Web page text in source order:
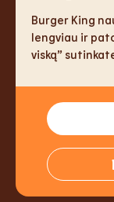
Burger King
lengviau ir
viską”
TM & Copyright
reserved.
Tallink Fast Food
g. 2, LT-01112